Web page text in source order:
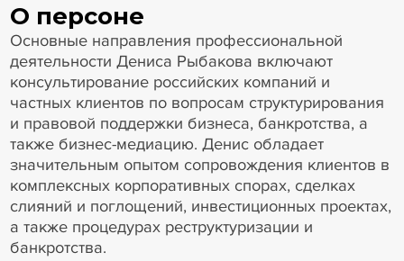
О персоне
Основные направления профессиональной
деятельности Дениса Рыбакова включают
консультирование российских компаний и
частных клиентов по вопросам структурирования
и правовой поддержки бизнеса, банкротства, а
также бизнес-медиацию. Денис обладает
значительным опытом сопровождения клиентов в
комплексных корпоративных спорах, сделках
слияний и поглощений, инвестиционных проектах,
а также процедурах реструктуризации и
банкротства.